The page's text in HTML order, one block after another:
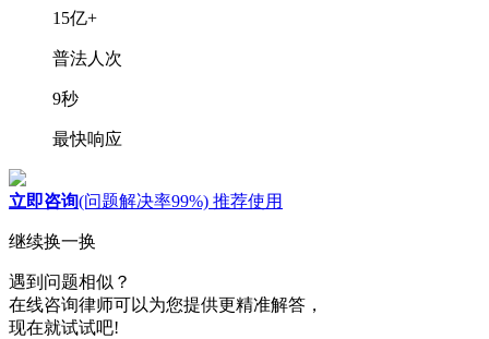
15亿+
普法人次
9秒
最快响应
立即咨询(问题解决率99%) 推荐使用
继续换一换
遇到问题相似？
在线咨询律师可以为您提供更精准解答，
现在就试试吧!